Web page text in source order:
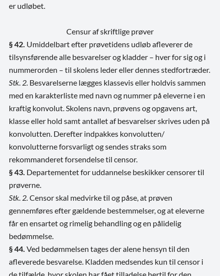
er udløbet.
Censur af skriftlige prøver
§ 42. Umiddelbart efter prøvetidens udløb afleverer de
tilsynsførende alle besvarelser og kladder – hver for sig og i
nummerorden – til skolens leder eller dennes stedfortræder.
Stk. 2. Besvarelserne lægges klassevis eller holdvis sammen
med en karakterliste med navn og nummer på eleverne i en
kraftig konvolut. Skolens navn, prøvens og opgavens art,
klasse eller hold samt antallet af besvarelser skrives uden på
konvolutten. Derefter indpakkes konvolutten/
konvolutterne forsvarligt og sendes straks som
rekommanderet forsendelse til censor.
§ 43. Departementet for uddannelse beskikker censorer til
prøverne.
Stk. 2. Censor skal medvirke til og påse, at prøven
gennemføres efter gældende bestemmelser, og at eleverne
får en ensartet og rimelig behandling og en pålidelig
bedømmelse.
§ 44. Ved bedømmelsen tages der alene hensyn til den
afleverede besvarelse. Kladden medsendes kun til censor i
de tilfælde, hvor skolen har fået tilladelse hertil for den